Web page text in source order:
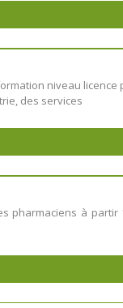
niveau
des services
à partir